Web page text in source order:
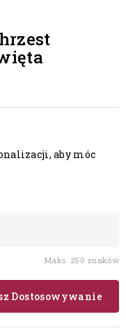
aby móc
Maks. 250 znaków
Dostosowywanie